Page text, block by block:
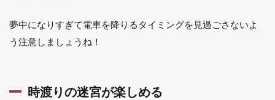
夢中になりすぎて電車を降りるタイミングを見過ごさないよ
う注意しましょうね！
時渡りの迷宮が楽しめる